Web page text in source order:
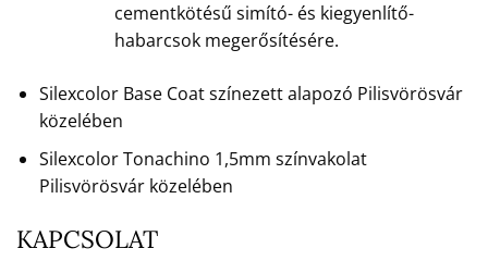
cementkötésű simító- és kiegyenlítő-
habarcsok megerősítésére.
Silexcolor Base Coat színezett alapozó Pilisvörösvár
közelében
Silexcolor Tonachino 1,5mm színvakolat
Pilisvörösvár közelében
KAPCSOLAT